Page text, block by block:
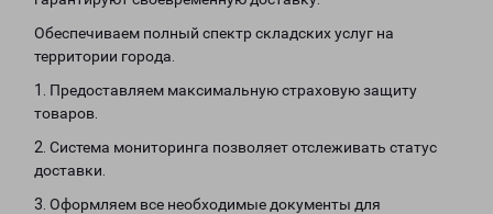
Обеспечиваем полный спектр складских услуг на
территории города.
1. Предоставляем максимальную страховую защиту
товаров.
2. Система мониторинга позволяет отслеживать статус
доставки.
3. Оформляем все необходимые документы для